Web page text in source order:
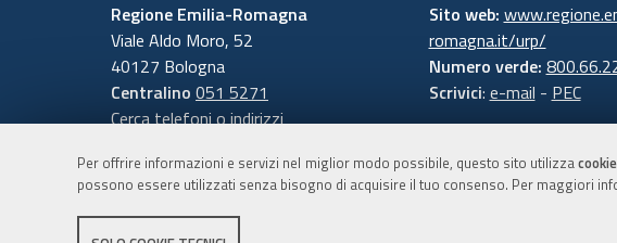
Per offrire informazioni e servizi nel miglior modo possibile, questo sito utilizza
possono essere utilizzati senza bisogno di acquisire il tuo consenso. Per maggiori
Regione Emilia-Romagna
Viale Aldo Moro, 52
40127 Bologna
Centralino 051 5271
Cerca telefoni o indirizzi
Sito web:
romagna.it/urp/
Numero verde:
Scrivici: e-mail - PEC